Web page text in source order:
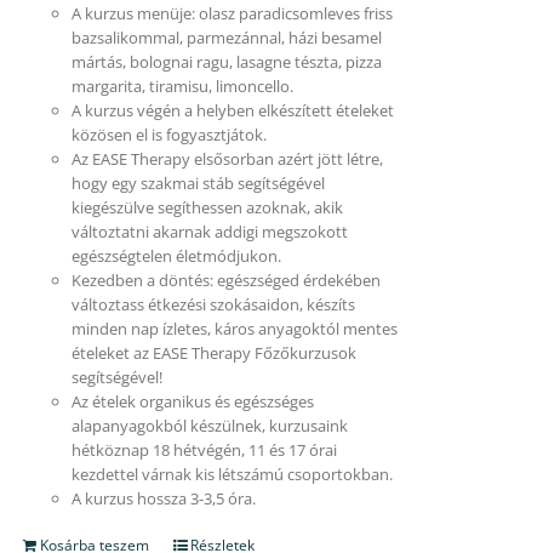
A kurzus menüje: olasz paradicsomleves friss
bazsalikommal, parmezánnal, házi besamel
mártás, bolognai ragu, lasagne tészta, pizza
margarita, tiramisu, limoncello.
A kurzus végén a helyben elkészített ételeket
közösen el is fogyasztjátok.
Az EASE Therapy elsősorban azért jött létre,
hogy egy szakmai stáb segítségével
kiegészülve segíthessen azoknak, akik
változtatni akarnak addigi megszokott
egészségtelen életmódjukon.
Kezedben a döntés: egészséged érdekében
változtass étkezési szokásaidon, készíts
minden nap ízletes, káros anyagoktól mentes
ételeket az EASE Therapy Főzőkurzusok
segítségével!
Az ételek organikus és egészséges
alapanyagokból készülnek, kurzusaink
hétköznap 18 hétvégén, 11 és 17 órai
kezdettel várnak kis létszámú csoportokban.
A kurzus hossza 3-3,5 óra.
Kosárba teszem Részletek